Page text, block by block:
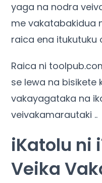
yaga na nodra
me vakatabakidua
raica ena itukutuku
Raica ni
se lewa na bisikete
vakayagataka na
veivakamarautaki ..
iKatolu ni
Veika